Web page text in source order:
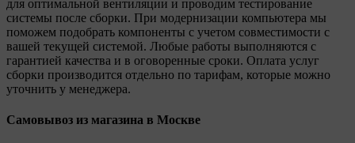
для оптимальной вентиляции и проводим тестирование
системы после сборки. При модернизации компьютера мы
поможем подобрать компоненты с учетом совместимости с
вашей текущей системой. Любые работы выполняются с
гарантией качества и в оговоренные сроки. Оплата услуг
сборки производится отдельно по тарифам, которые можно
уточнить у менеджера.
Самовывоз из магазина в Москве